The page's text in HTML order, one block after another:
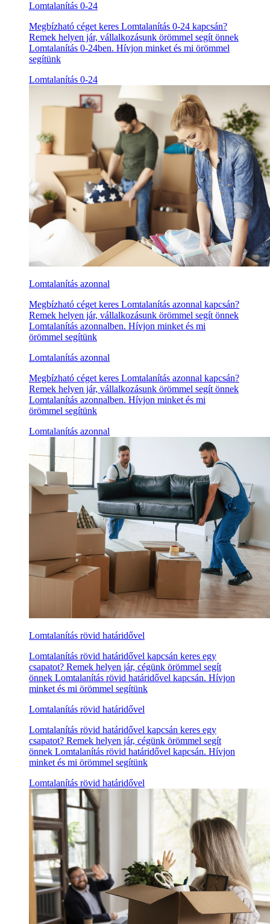
Lomtalanítás 0-24
Megbízható céget keres Lomtalanítás 0-24 kapcsán?
Remek helyen jár, vállalkozásunk örömmel segít önnek
Lomtalanítás 0-24ben. Hívjon minket és mi örömmel
segítünk
Lomtalanítás 0-24
Lomtalanítás azonnal
Megbízható céget keres Lomtalanítás azonnal kapcsán?
Remek helyen jár, vállalkozásunk örömmel segít önnek
Lomtalanítás azonnalben. Hívjon minket és mi
örömmel segítünk
Lomtalanítás azonnal
Megbízható céget keres Lomtalanítás azonnal kapcsán?
Remek helyen jár, vállalkozásunk örömmel segít önnek
Lomtalanítás azonnalben. Hívjon minket és mi
örömmel segítünk
Lomtalanítás azonnal
Lomtalanítás rövid határidővel
Lomtalanítás rövid határidővel kapcsán keres egy
csapatot? Remek helyen jár, cégünk örömmel segít
önnek Lomtalanítás rövid határidővel kapcsán. Hívjon
minket és mi örömmel segítünk
Lomtalanítás rövid határidővel
Lomtalanítás rövid határidővel kapcsán keres egy
csapatot? Remek helyen jár, cégünk örömmel segít
önnek Lomtalanítás rövid határidővel kapcsán. Hívjon
minket és mi örömmel segítünk
Lomtalanítás rövid határidővel